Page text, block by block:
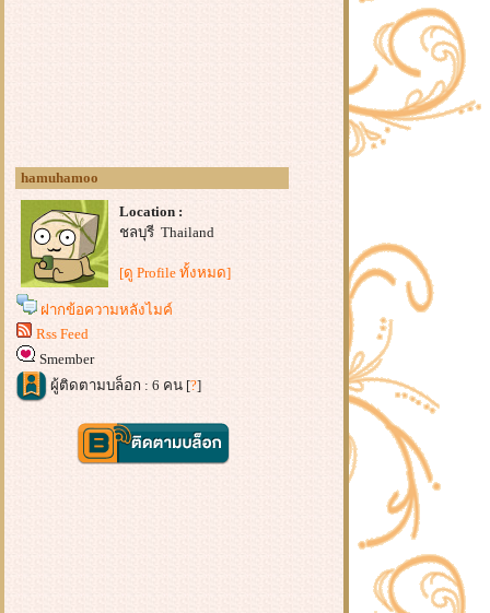
hamuhamoo
Location :
ชลบุรี Thailand
[ดู Profile ทั้งหมด]
ฝากข้อความหลังไมค์
Rss Feed
Smember
ผู้ติดตามบล็อก : 6 คน [?]